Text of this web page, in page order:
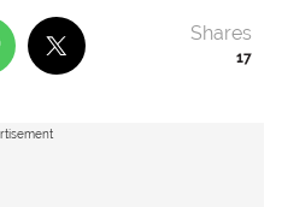
17
Shares